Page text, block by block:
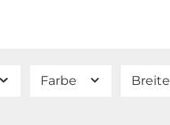
Farbe Breite